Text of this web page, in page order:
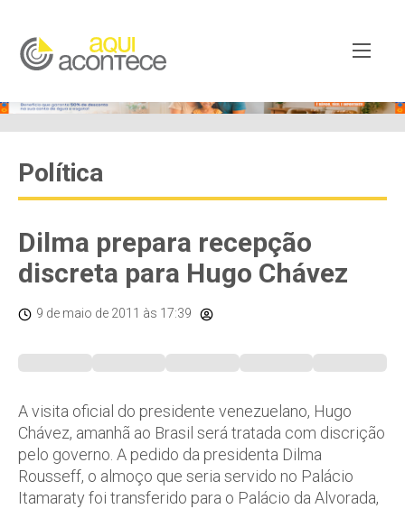
Política
Dilma prepara recepção
discreta para Hugo Chávez
9 de maio de 2011 às 17:39
A visita oficial do presidente venezuelano, Hugo
Chávez, amanhã ao Brasil será tratada com discrição
pelo governo. A pedido da presidenta Dilma
Rousseff, o almoço que seria servido no Palácio
Itamaraty foi transferido para o Palácio da Alvorada,